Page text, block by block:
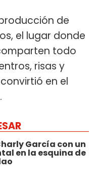
de
el lugar donde
todo
risas y
en el
García con un
en la esquina de